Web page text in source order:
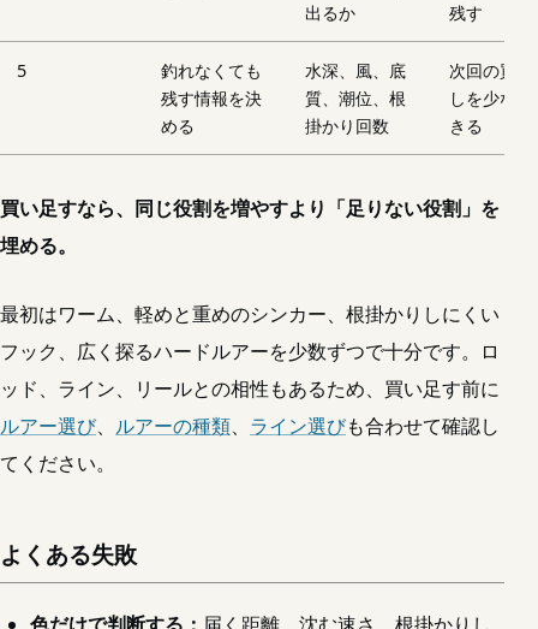
出るか
残す
5
釣れなくても
残す情報を決
める
水深、風、底
質、潮位、根
掛かり回数
次回の買い
しを少なく
きる
買い足すなら、同じ役割を増やすより「足りない役割」を
埋める。
最初はワーム、軽めと重めのシンカー、根掛かりしにくい
フック、広く探るハードルアーを少数ずつで十分です。ロ
ッド、ライン、リールとの相性もあるため、買い足す前に
ルアー選び、 ルアーの種類、 ライン選びも合わせて確認し
てください。
よくある失敗